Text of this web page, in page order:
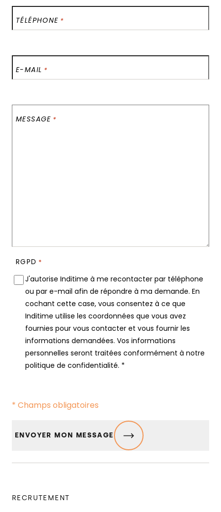
TÉLÉPHONE *
E-MAIL *
MESSAGE *
RGPD *
J'autorise Inditime à me recontacter par téléphone
ou par e-mail afin de répondre à ma demande. En
cochant cette case, vous consentez à ce que
Inditime utilise les coordonnées que vous avez
fournies pour vous contacter et vous fournir les
informations demandées. Vos informations
personnelles seront traitées conformément à notre
politique de confidentialité. *
CAPTCHA
ENVOYER MON MESSAGE
* Champs obligatoires
RECRUTEMENT